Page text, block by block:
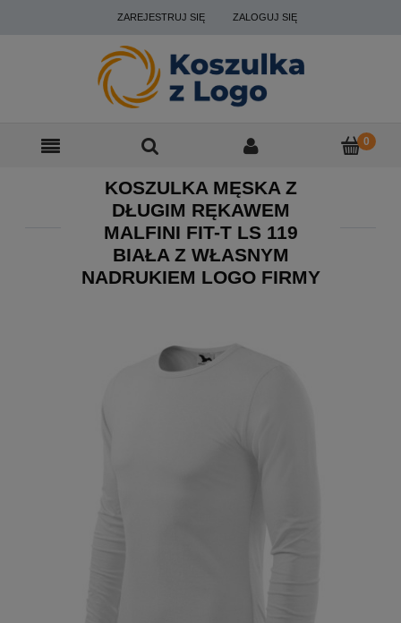
ZAREJESTRUJ SIĘ ZALOGUJ SIĘ
KOSZULKA MĘSKA Z
DŁUGIM RĘKAWEM
MALFINI FIT-T LS 119
BIAŁA Z WŁASNYM
NADRUKIEM LOGO FIRMY